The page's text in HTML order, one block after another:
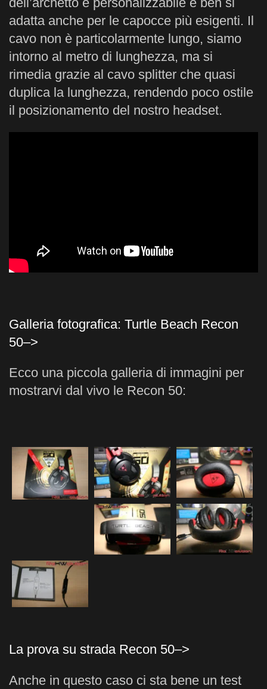
adatta anche per le capocce più esigenti. Il
cavo non è particolarmente lungo, siamo
intorno al metro di lunghezza, ma si
rimedia grazie al cavo splitter che quasi
duplica la lunghezza, rendendo poco ostile
il posizionamento del nostro headset.
Galleria fotografica: Turtle Beach Recon
50–>
Ecco una piccola galleria di immagini per
mostrarvi dal vivo le Recon 50:
La prova su strada Recon 50–>
Anche in questo caso ci sta bene un test